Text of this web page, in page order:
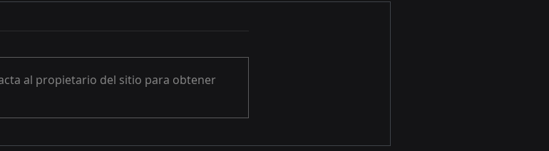
la implementación
en Colombia ...
EOL de la serie XG Firewall
de SOPHOS...
al propietario del sitio para obtener